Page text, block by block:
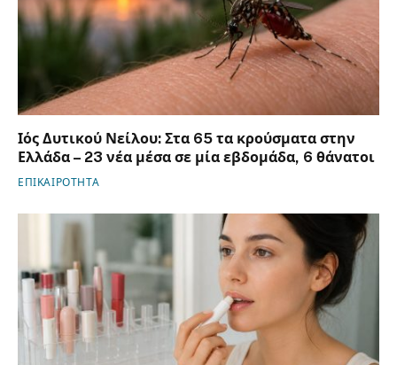
Ιός Δυτικού Νείλου: Στα 65 τα κρούσματα στην
Ελλάδα – 23 νέα μέσα σε μία εβδομάδα, 6 θάνατοι
ΕΠΙΚΑΙΡΟΤΗΤΑ